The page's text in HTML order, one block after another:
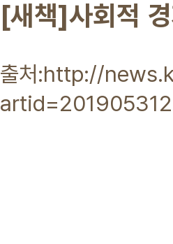
[새책]사회적
출처:http://